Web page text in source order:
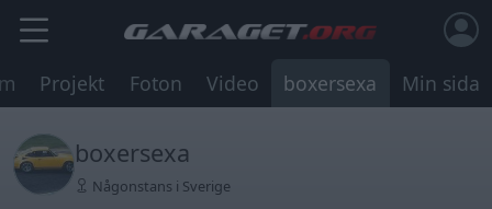
Projekt Foton Video boxersexa Min sida
boxersexa
Någonstans i Sverige